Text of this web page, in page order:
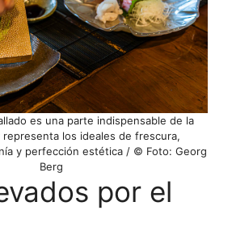
es una parte indispensable de la
representa los ideales de frescura,
y perfección estética / © Foto: Georg
Berg
por el